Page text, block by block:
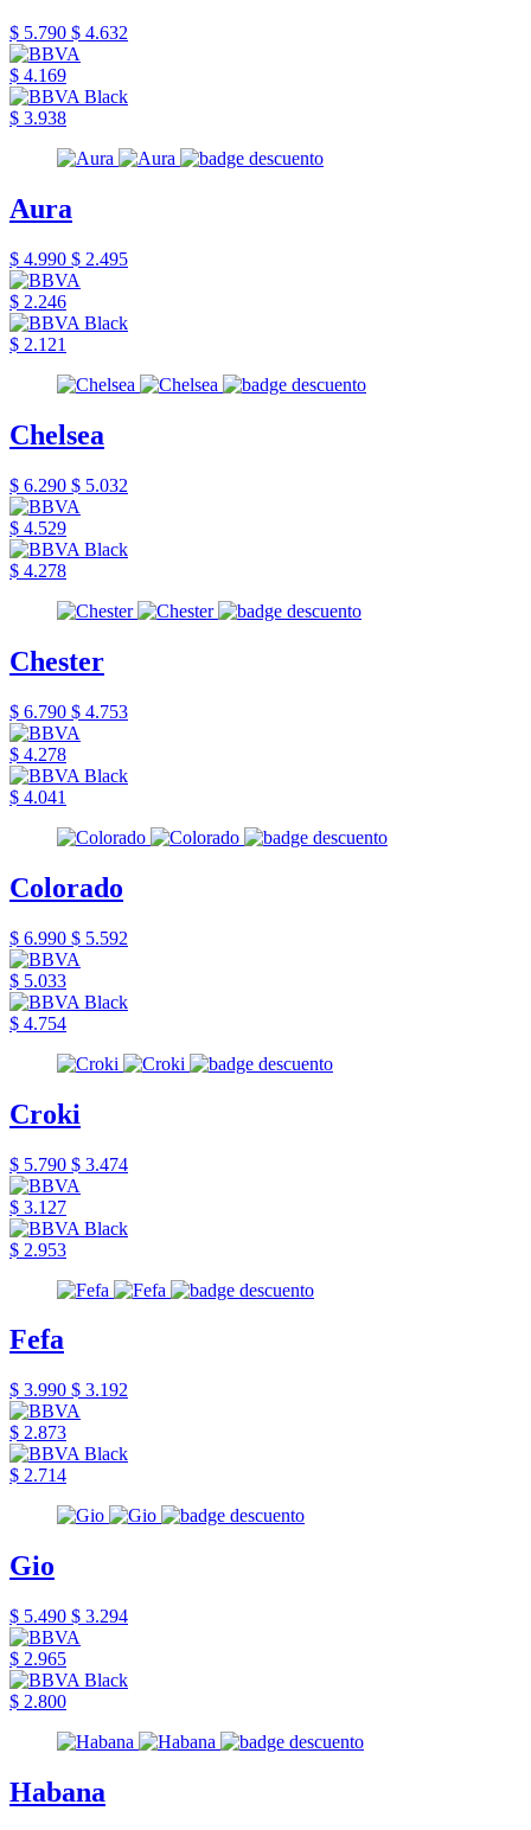
$ 5.790 $ 4.632
$ 4.169
$ 3.938
Aura
$ 4.990 $ 2.495
$ 2.246
$ 2.121
Chelsea
$ 6.290 $ 5.032
$ 4.529
$ 4.278
Chester
$ 6.790 $ 4.753
$ 4.278
$ 4.041
Colorado
$ 6.990 $ 5.592
$ 5.033
$ 4.754
Croki
$ 5.790 $ 3.474
$ 3.127
$ 2.953
Fefa
$ 3.990 $ 3.192
$ 2.873
$ 2.714
Gio
$ 5.490 $ 3.294
$ 2.965
$ 2.800
Habana